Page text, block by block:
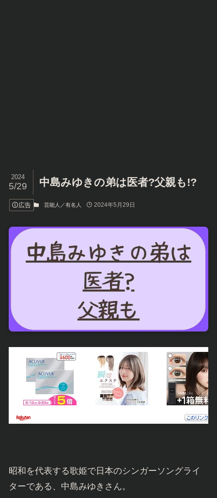
中島みゆきの弟は医者?父親も!?
2024
5/29
広告 芸能人／有名人 2024年5月29日
昭和を代表する歌姫で日本のシンガーソングライ
ターである、中島みゆきさん。